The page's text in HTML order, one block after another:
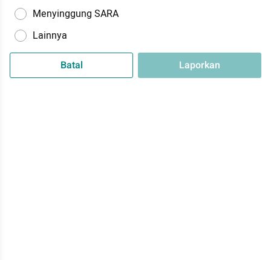
Menyinggung SARA
Lainnya
Batal Laporkan